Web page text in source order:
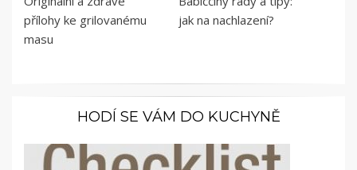
přílohy ke grilovanému
masu
jak na nachlazení?
HODÍ SE VÁM DO KUCHYNĚ